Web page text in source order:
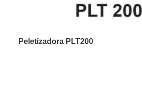
Peletizadora PLT200